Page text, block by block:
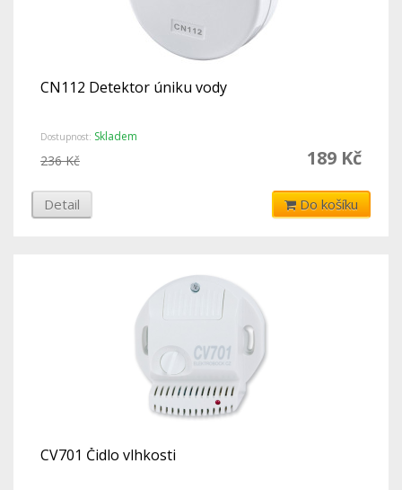
CN112 Detektor úniku vody
Dostupnost: Skladem
189 Kč
236 Kč
Detail Do košíku
CV701 Čidlo vlhkosti